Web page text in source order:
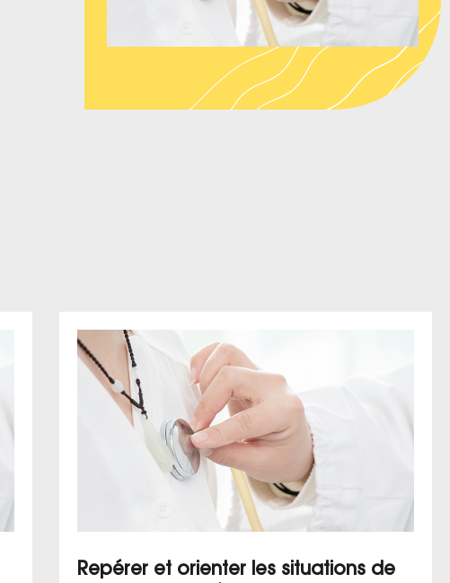
Repérer et orienter les situations de